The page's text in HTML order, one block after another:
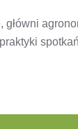
spotkań